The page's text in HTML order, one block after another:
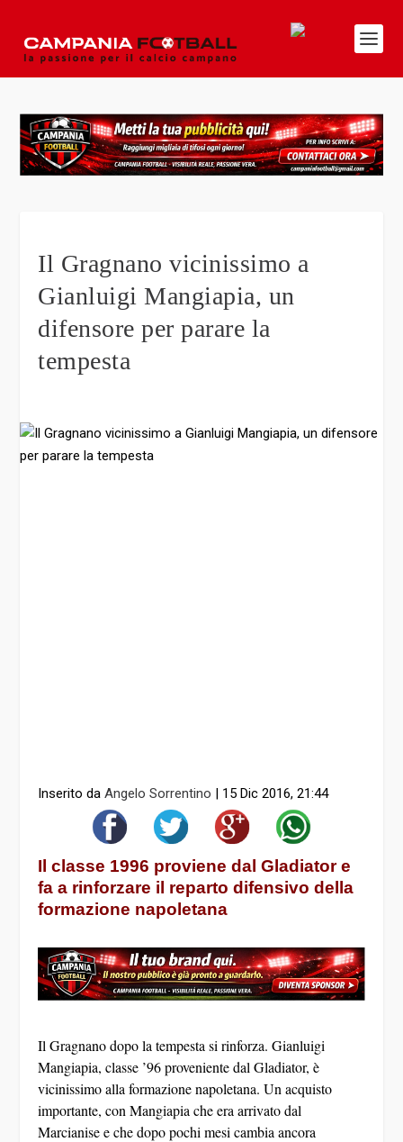
Il Gragnano vicinissimo a
Gianluigi Mangiapia, un
difensore per parare la
tempesta
Inserito daAngelo Sorrentino | 15 Dic 2016, 21:44
Il classe 1996 proviene dal Gladiator e
fa a rinforzare il reparto difensivo della
formazione napoletana
Il Gragnano dopo la tempesta si rinforza. Gianluigi
Mangiapia, classe ’96 proveniente dal Gladiator, è
vicinissimo alla formazione napoletana. Un acquisto
importante, con Mangiapia che era arrivato dal
Marcianise e che dopo pochi mesi cambia ancora